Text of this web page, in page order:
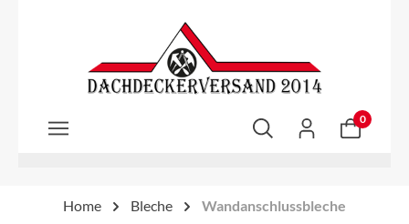
Zum Hauptinhalt springen
0
Home Bleche Wandanschlussbleche